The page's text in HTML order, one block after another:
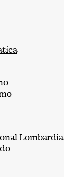
Lombardia